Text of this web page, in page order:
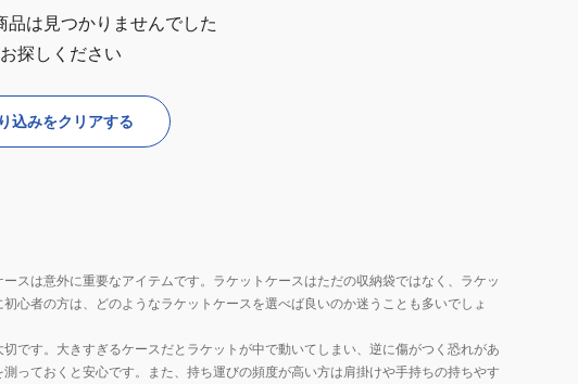
品は見つかりませんでした
探しください
込みをクリアする
スは意外に重要なアイテムです。ラケットケースはただの収納袋ではなく、ラケッ
心者の方は、どのようなラケットケースを選べば良いのか迷うことも多いでしょ
です。大きすぎるケースだとラケットが中で動いてしまい、逆に傷がつく恐れがあ
っておくと安心です。また、持ち運びの頻度が高い方は肩掛けや手持ちの持ちやす